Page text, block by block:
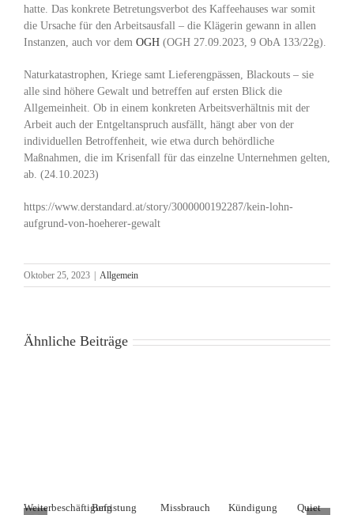
hatte. Das konkrete Betretungsverbot des Kaffeehauses war somit
die Ursache für den Arbeitsausfall – die Klägerin gewann in allen
Instanzen, auch vor dem OGH(OGH 27.09.2023, 9 ObA 133/22g).
Naturkatastrophen, Kriege samt Lieferengpässen, Blackouts – sie
alle sind höhere Gewalt und betreffen auf ersten Blick die
Allgemeinheit. Ob in einem konkreten Arbeitsverhältnis mit der
Arbeit auch der Entgeltanspruch ausfällt, hängt aber von der
individuellen Betroffenheit, wie etwa durch behördliche
Maßnahmen, die im Krisenfall für das einzelne Unternehmen gelten,
ab. (24.10.2023)
https://www.derstandard.at/story/3000000192287/kein-lohn-
aufgrund-von-hoeherer-gewalt
Oktober 25, 2023 Allgemein
Ähnliche Beiträge
WeiterbeschäftigungBefristung
Missbrauch
Kündigung
Quiet